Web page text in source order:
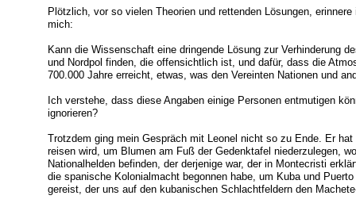
Plötzlich, vor so vielen Theorien und rettenden Lösungen,
mich:
Kann die Wissenschaft eine dringende Lösung zur Verhinderung
und Nordpol finden, die offensichtlich ist, und dafür, dass die
700.000 Jahre erreicht, etwas, was den Vereinten Nationen und
Ich verstehe, dass diese Angaben einige Personen entmutigen
ignorieren?
Trotzdem ging mein Gespräch mit Leonel nicht so zu Ende. Er
reisen wird, um Blumen am Fuß der Gedenktafel niederzulegen,
Nationalhelden befinden, der derjenige war, der in Montecristi
die spanische Kolonialmacht begonnen habe, um Kuba und
gereist, der uns auf den kubanischen Schlachtfeldern den